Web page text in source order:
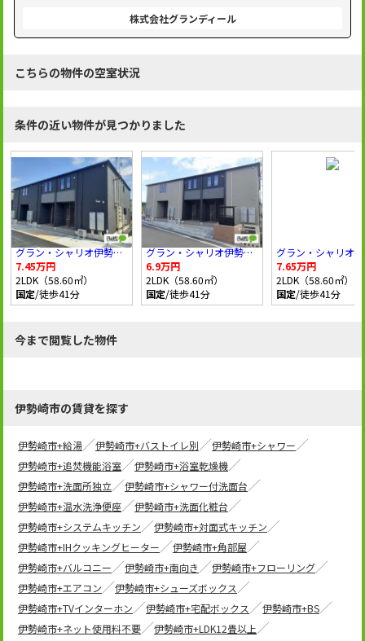
株式会社グランディール
こちらの物件の空室状況
条件の近い物件が見つかりました
グラン・シャリオ伊勢崎 参番館
7.45万円
2LDK（58.60㎡）
国定/徒歩41分
グラン・シャリオ伊勢崎 壱番館
6.9万円
2LDK（58.60㎡）
国定/徒歩41分
7.65万円
2LDK（58.60㎡）
国定/徒歩41分
今まで閲覧した物件
伊勢崎市の賃貸を探す
伊勢崎市+給湯 伊勢崎市+バストイレ別
伊勢崎市+シャワー
伊勢崎市+追焚機能浴室
伊勢崎市+浴室乾燥機
伊勢崎市+洗面所独立
伊勢崎市+シャワー付洗面台
伊勢崎市+温水洗浄便座
伊勢崎市+洗面化粧台
伊勢崎市+システムキッチン
伊勢崎市+対面式キッチン
伊勢崎市+IHクッキングヒーター
伊勢崎市+角部屋
伊勢崎市+バルコニー
伊勢崎市+南向き
伊勢崎市+フローリング
伊勢崎市+エアコン
伊勢崎市+シューズボックス
伊勢崎市+TVインターホン
伊勢崎市+宅配ボックス
伊勢崎市+BS
伊勢崎市+ネット使用料不要
伊勢崎市+LDK12畳以上